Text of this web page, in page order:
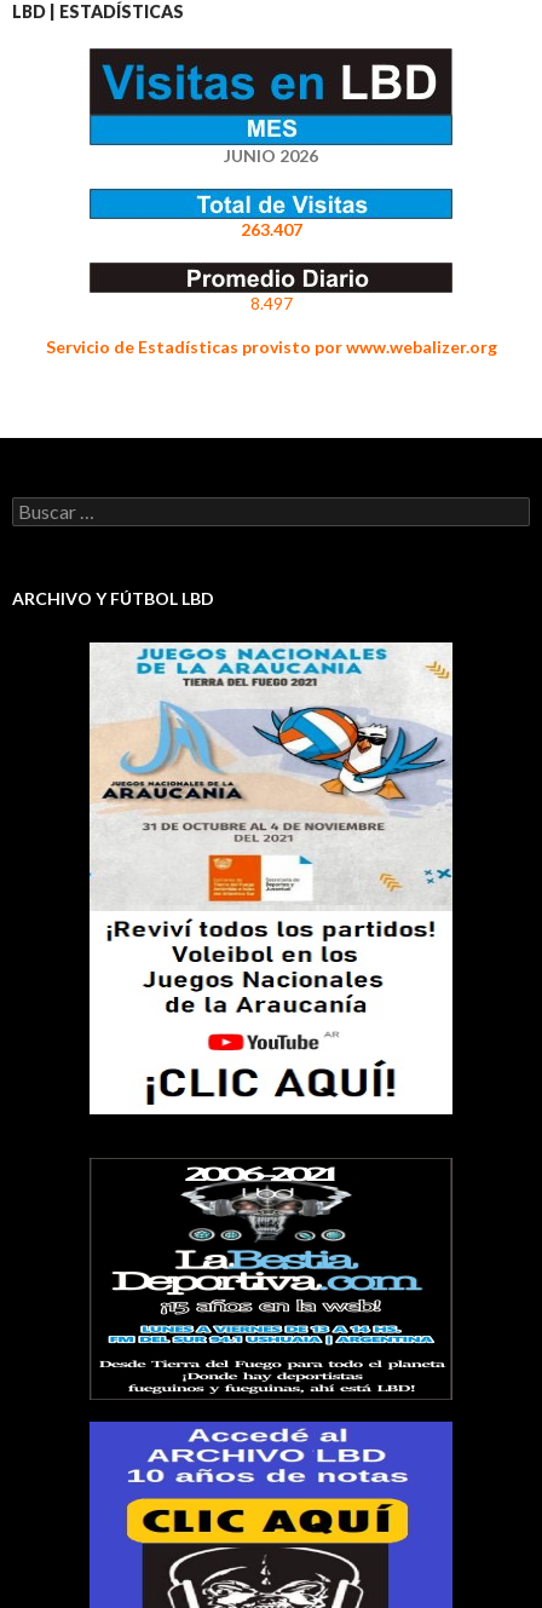
LBD | ESTADÍSTICAS
JUNIO 2026
263.407
8.497
Servicio de Estadísticas provisto por www.webalizer.org
Buscar:
ARCHIVO Y FÚTBOL LBD